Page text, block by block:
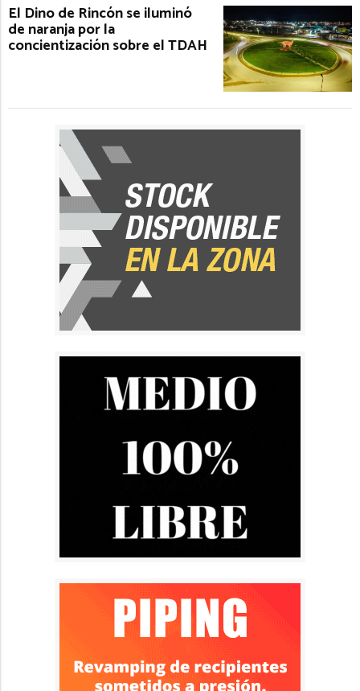
El Dino de Rincón se iluminó
de naranja por la
concientización sobre el TDAH